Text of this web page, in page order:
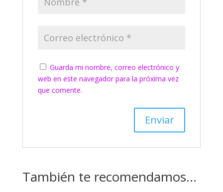
Guarda mi nombre, correo electrónico y
web en este navegador para la próxima vez
que comente.
También te recomendamos…